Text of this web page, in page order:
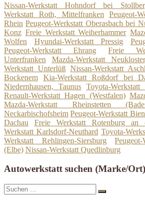
Nissan-Werkstatt Hohndorf bei
Werkstatt Roth, Mittelfranken
Peugeot-
Rhein Peugeot-Werkstatt Oberasbach bei
Konz Freie Werkstatt Weiherhammer
Wolfen
Hyundai-Werkstatt Pressig
Peugeot-Werkstatt Ehrang
Freie
Unterfranken
Mazda-Werkstatt
Werkstatt Unterlüß Nissan-Werkstatt
Bockenem
Kia-Werkstatt Roßdorf bei
Niedernhausen, Taunus Toyota-
Renault-Werkstatt Hagen (Westfalen)
Mazda-Werkstatt Rheinstetten
Neckarbischofsheim Peugeot-Werkstatt
Dachau
Freie Werkstatt Rotenburg an
Werkstatt Karlsdorf-Neuthard Toyota-
Werkstatt Rehlingen-Siersburg
(Elbe) Nissan-Werkstatt Quedlinburg
Autowerkstatt suchen (Marke/
Suche
nach:
Suchen